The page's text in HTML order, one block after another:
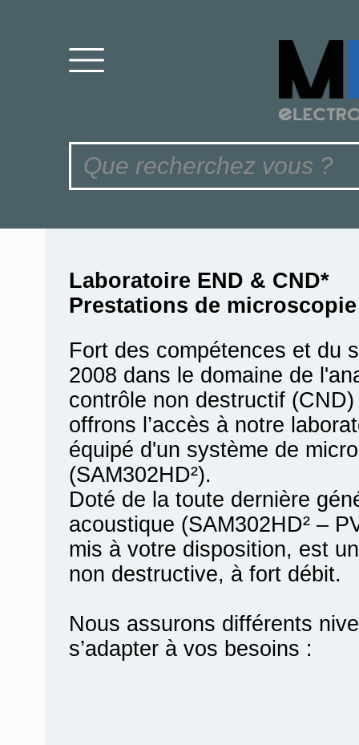
Laboratoire END & CND*
Prestations de
Fort des compétences et du
2008 dans le domaine de
contrôle non destructif
offrons l’accès à notre
équipé d'un système de
(SAM302HD²).
Doté de la toute dernière
acoustique (SAM302HD² –
mis à votre disposition, est
non destructive, à fort débit.
Nous assurons différents
s’adapter à vos besoins :